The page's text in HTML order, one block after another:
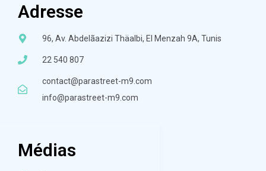
Adresse
96, Av. Abdelãazizi Thäalbi, El Menzah 9A, Tunis
22 540 807
contact@parastreet-m9.com
info@parastreet-m9.com
Médias